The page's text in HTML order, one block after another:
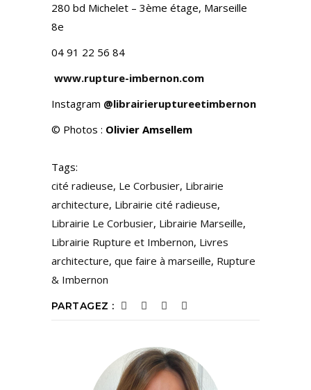
280 bd Michelet – 3ème étage, Marseille
8e
04 91 22 56 84
www.rupture-imbernon.com
Instagram @librairieruptureetimbernon
© Photos : Olivier Amsellem
Tags:
cité radieuse, Le Corbusier, Librairie
architecture, Librairie cité radieuse,
Librairie Le Corbusier, Librairie Marseille,
Librairie Rupture et Imbernon, Livres
architecture, que faire à marseille, Rupture
& Imbernon
PARTAGEZ :